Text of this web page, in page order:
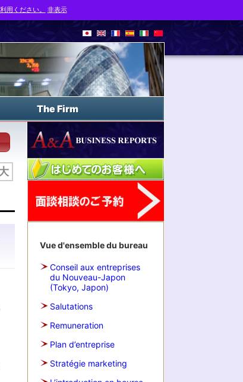
The Firm
Vue d'ensemble du bureau
Conseil aux entreprises
du Nouveau-Japon
(Tokyo, Japon)
Salutations
Remuneration
Plan d’entreprise
Stratégie marketing
用ください。 非表示